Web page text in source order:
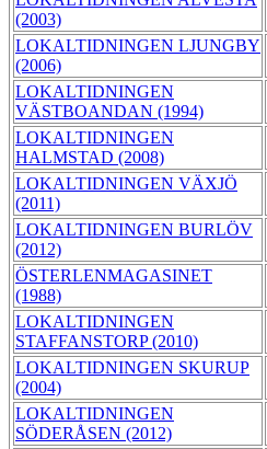
(2003)
LOKALTIDNINGEN LJUNGBY
(2006)
LOKALTIDNINGEN
VÄSTBOANDAN (1994)
LOKALTIDNINGEN
HALMSTAD (2008)
LOKALTIDNINGEN VÄXJÖ
(2011)
LOKALTIDNINGEN BURLÖV
(2012)
ÖSTERLENMAGASINET
(1988)
LOKALTIDNINGEN
STAFFANSTORP (2010)
LOKALTIDNINGEN SKURUP
(2004)
LOKALTIDNINGEN
SÖDERÅSEN (2012)